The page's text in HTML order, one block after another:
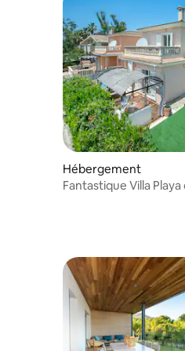
Hébergement
Fantastique Villa Playa de Muro 4